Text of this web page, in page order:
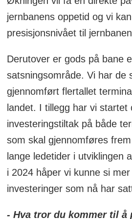
jernbanens oppetid og vi
presisjonsnivået til
Derutover er gods på bane
satsningsområde. Vi har de
gjennomført flertallet
landet. I tillegg har vi startet
investeringstiltak på både
som skal gjennomføres
lange ledetider i utviklingen
i 2024 håper vi kunne si
investeringer som nå har
- Hva tror du kommer til å